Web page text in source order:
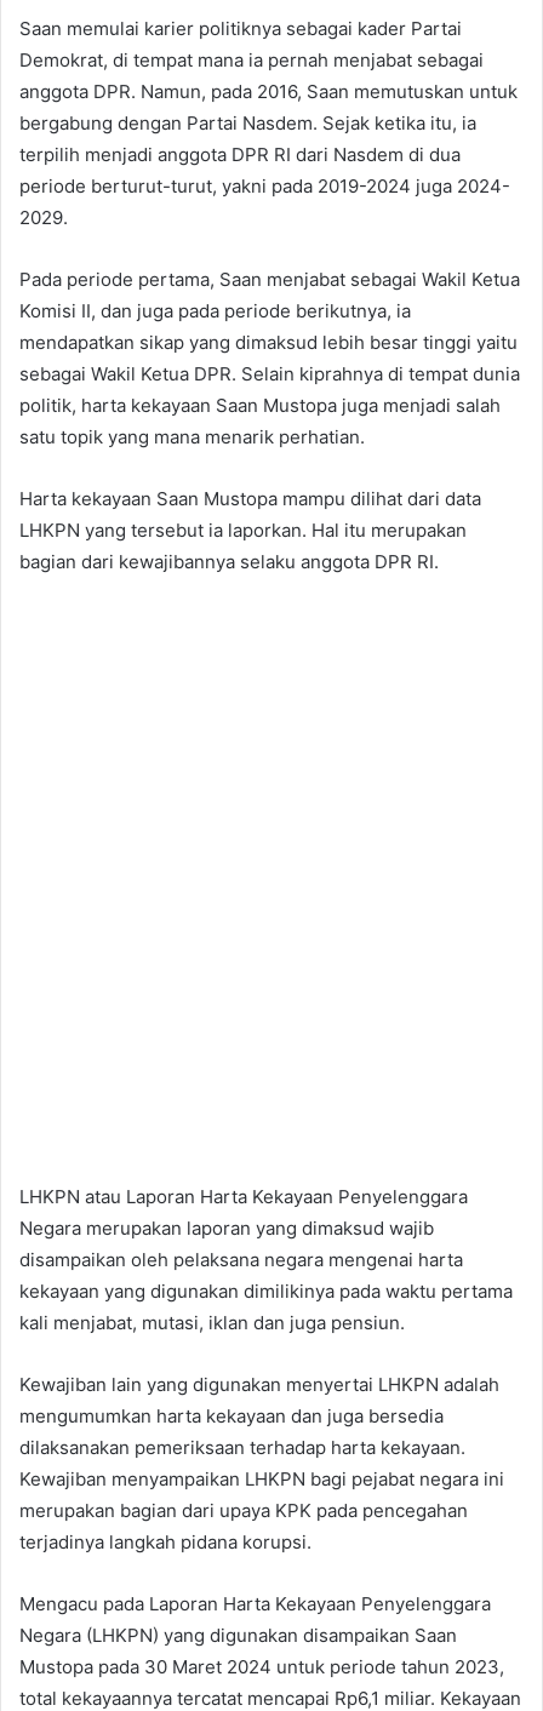
Saan memulai karier politiknya sebagai kader Partai
Demokrat, di tempat mana ia pernah menjabat sebagai
anggota DPR. Namun, pada 2016, Saan memutuskan untuk
bergabung dengan Partai Nasdem. Sejak ketika itu, ia
terpilih menjadi anggota DPR RI dari Nasdem di dua
periode berturut-turut, yakni pada 2019-2024 juga 2024-
2029.
Pada periode pertama, Saan menjabat sebagai Wakil Ketua
Komisi II, dan juga pada periode berikutnya, ia
mendapatkan sikap yang dimaksud lebih besar tinggi yaitu
sebagai Wakil Ketua DPR. Selain kiprahnya di tempat dunia
politik, harta kekayaan Saan Mustopa juga menjadi salah
satu topik yang mana menarik perhatian.
Harta kekayaan Saan Mustopa mampu dilihat dari data
LHKPN yang tersebut ia laporkan. Hal itu merupakan
bagian dari kewajibannya selaku anggota DPR RI.
LHKPN atau Laporan Harta Kekayaan Penyelenggara
Negara merupakan laporan yang dimaksud wajib
disampaikan oleh pelaksana negara mengenai harta
kekayaan yang digunakan dimilikinya pada waktu pertama
kali menjabat, mutasi, iklan dan juga pensiun.
Kewajiban lain yang digunakan menyertai LHKPN adalah
mengumumkan harta kekayaan dan juga bersedia
dilaksanakan pemeriksaan terhadap harta kekayaan.
Kewajiban menyampaikan LHKPN bagi pejabat negara ini
merupakan bagian dari upaya KPK pada pencegahan
terjadinya langkah pidana korupsi.
Mengacu pada Laporan Harta Kekayaan Penyelenggara
Negara (LHKPN) yang digunakan disampaikan Saan
Mustopa pada 30 Maret 2024 untuk periode tahun 2023,
total kekayaannya tercatat mencapai Rp6,1 miliar. Kekayaan